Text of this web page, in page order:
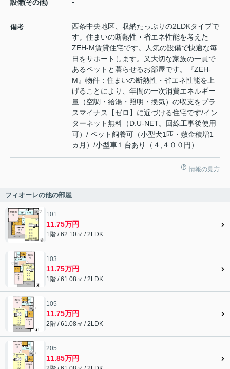
設備(その他)
備考
西条中央地区、収納たっぷりの2LDKタイプで
す。住まいの断熱性・省エネ性能を考えた
ZEH-M賃貸住宅です。人気の設備で快適な毎
日をサポートします。又大切な家族の一員で
あるペットと暮らせるお部屋です。『ZEH-
M』物件：住まいの断熱性・省エネ性能を上
げることにより、年間の一次消費エネルギー
量（空調・給湯・照明・換気）の収支をプラ
スマイナス【ゼロ】に近づける住宅です/イン
ターネット無料（D.U-NET。回線工事後使用
可）/ ペット飼養可（小型犬1匹・敷金積増1
ヵ月）/小型車１台あり（４,４００円）
情報の見方
フィオーレの他の部屋
101
11.75万円
1階 / 62.10㎡ / 2LDK
103
11.75万円
1階 / 61.08㎡ / 2LDK
105
11.75万円
2階 / 61.08㎡ / 2LDK
205
11.85万円